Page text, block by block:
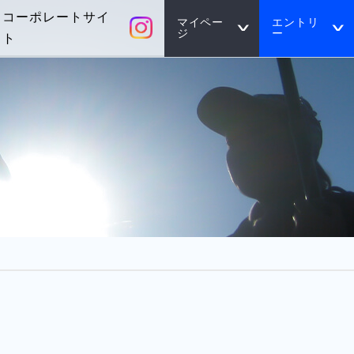
コーポレートサイ
ト
マイペー
ジ
エントリ
ー